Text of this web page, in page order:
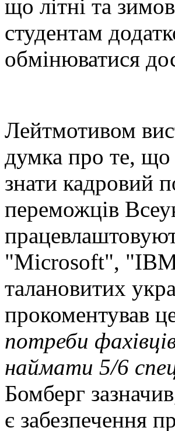
що літні та
студентам
обмінюватися
Лейтмотивом
думка про те, що
знати кадровий
переможців
"Microsoft",
талановитих
прокоментував
потреби
наймати 5/6
Бомберг
є забезпечення